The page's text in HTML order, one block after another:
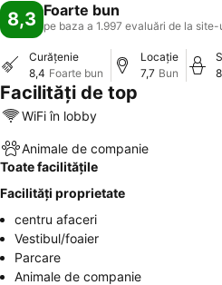
8,3 Foarte bun
pe baza a 1.997 evaluări de la site-
Curățenie
8,4 Foarte bun
Locație
7,7 Bun
Facilități de top
WiFi în lobby
Animale de companie
Toate facilitățile
Facilități proprietate
centru afaceri
Vestibul/foaier
Parcare
Animale de companie